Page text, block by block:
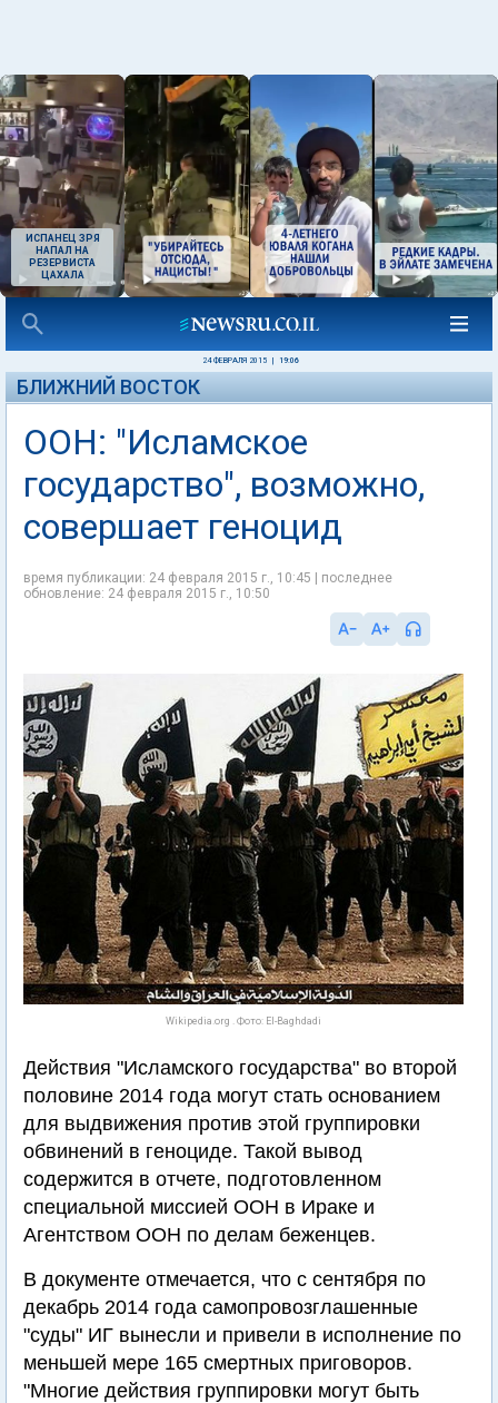
ИСПАНЕЦ ЗРЯ
НАПАЛ НА
РЕЗЕРВИСТА
ЦАХАЛА
24 ФЕВРАЛЯ 2015 19:06
БЛИЖНИЙ ВОСТОК
ООН: "Исламское
государство", возможно,
совершает геноцид
время публикации: 24 февраля 2015 г., 10:45 | последнее
обновление: 24 февраля 2015 г., 10:50
Wikipedia.org . Фото: El-Baghdadi
Действия "Исламского государства" во второй
половине 2014 года могут стать основанием
для выдвижения против этой группировки
обвинений в геноциде. Такой вывод
содержится в отчете, подготовленном
специальной миссией ООН в Ираке и
Агентством ООН по делам беженцев.
В документе отмечается, что с сентября по
декабрь 2014 года самопровозглашенные
"суды" ИГ вынесли и привели в исполнение по
меньшей мере 165 смертных приговоров.
"Многие действия группировки могут быть